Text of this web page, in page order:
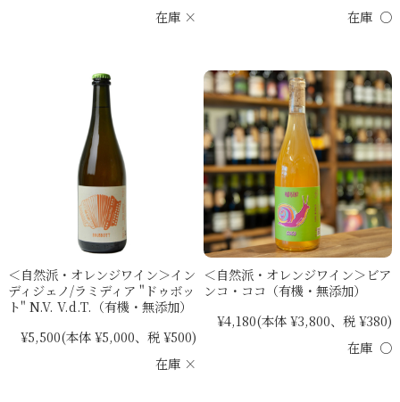
在庫 ×
在庫 ○
＜自然派・オレンジワイン＞イン
ディジェノ/ラミディア "ドゥボッ
ト" N.V. V.d.T.（有機・無添加）
¥5,500(本体 ¥5,000、税 ¥500)
在庫 ×
＜自然派・オレンジワイン＞ビア
ンコ・ココ（有機・無添加）
¥4,180(本体 ¥3,800、税 ¥380)
在庫 ○